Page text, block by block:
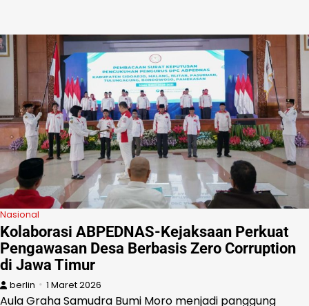
Nasional
Kolaborasi ABPEDNAS-Kejaksaan Perkuat
Pengawasan Desa Berbasis Zero Corruption
di Jawa Timur
berlin 1 Maret 2026
Aula Graha Samudra Bumi Moro menjadi panggung